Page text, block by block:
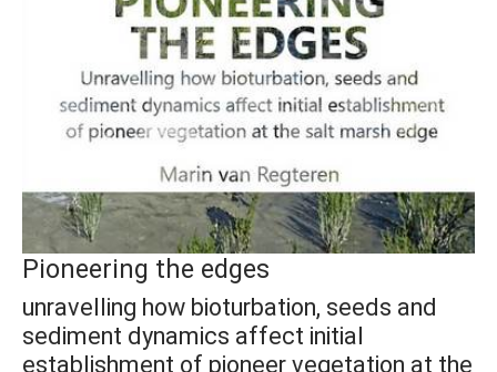
Pioneering the edges
unravelling how bioturbation, seeds and
sediment dynamics affect initial
establishment of pioneer vegetation at the